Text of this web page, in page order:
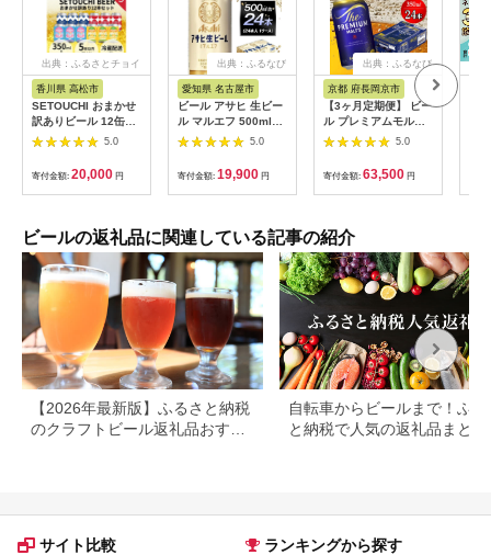
出典：ふるさとチョイ
香川県 高松市
SETOUCHI おまかせ
訳ありビール 12缶セ
ット
5.0
寄付金額: 20,000 円
出典：ふるなび
愛知県 名古屋市
ビール アサヒ 生ビー
ル マルエフ 500ml
24本 1ケース
5.0
寄付金額: 19,900 円
出典：ふるなび
京都 府長岡京市
【3ヶ月定期便】 ビー
ル プレミアムモルツ
350ml×24本
5.0
寄付金額: 63,500 円
ビールの返礼品に関連している記事の紹介
【2026年最新版】ふるさと納税
のクラフトビール返礼品おすす
自転車からビールまで！ふる
と納税で人気の返礼品まとめ
サイト比較 ランキングから探す